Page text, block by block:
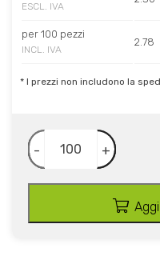
ESCL. IVA
per 100 pezzi
INCL. IVA
2.78
* I prezzi non includono la
- +